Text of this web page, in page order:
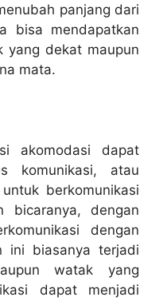
panjang dari
bisa mendapatkan
yang dekat maupun
mata.
akomodasi dapat
komunikasi, atau
berkomunikasi
bicaranya, dengan
dengan
ini biasanya terjadi
watak yang
dapat menjadi